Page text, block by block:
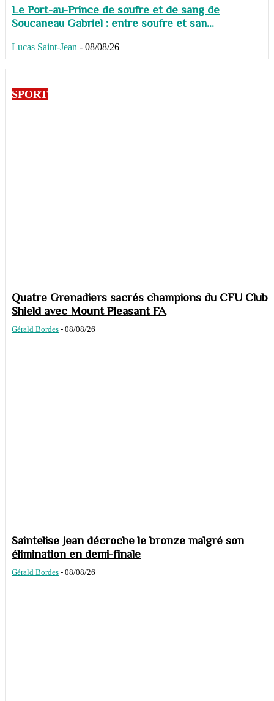
Le Port-au-Prince de soufre et de sang de
Soucaneau Gabriel : entre soufre et san...
Lucas Saint-Jean - 08/08/26
SPORT
Quatre Grenadiers sacrés champions du CFU Club
Shield avec Mount Pleasant FA
Gérald Bordes - 08/08/26
Saintelise Jean décroche le bronze malgré son
élimination en demi-finale
Gérald Bordes - 08/08/26